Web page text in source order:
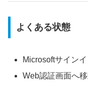
よくある状態
Microsoftサイン
Web認証画面へ